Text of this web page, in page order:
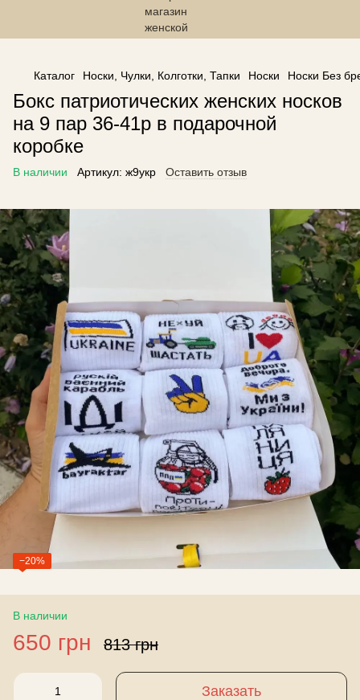
------------------------------------------------
Каталог Носки, Чулки, Колготки, Тапки Носки Носки Без
Бокс патриотических женских носков
на 9 пар 36-41р в подарочной
коробке
В наличии Артикул: ж9укр Оставить отзыв
−20%
В наличии
650 грн 813 грн
Заказать